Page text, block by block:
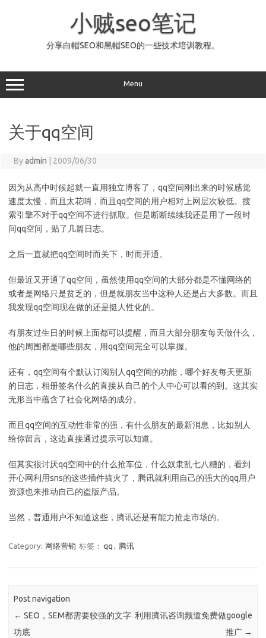
小贼seo笔记
分享白帽SEO和黑帽SEO的一些技术培训教程。
Menu
关于qq空间
Byadmin 2009/06/30
因为从高中时候起就一直用独立博客了，qq空间刚出来的时候感觉
速度太慢，而且太花哨，而且qq空间的用户相对上网层次较低。搜
索引擎不对于qq空间不进行抓取。但是断断续续我还是用了一段时
间qq空间，贴了几篇日志。
之后一直就把qq空间时而关下，时而开通。
但最近又开通了qq空间，虽然使用qq空间的大部分都是不懂网络的
或者是网络只是贫乏的，但是就朋友当中这种人还是占大多数。而且
我发现qq空间现在做的还是挺人性化的。
有朋友过生日的时候上面都可以提醒，而且大部分朋友每天做什么，
他的周围都是哪些朋友，用qq空间完全可以掌握。
还有，qq空间有个默认订阅别人qq空间的功能，哪个好友每天更新
的日志，相册签名什么的直接从自己的个人中心可以看的到。这其实
无形当中蕴含了社会化网络的成分。
而且qq空间的互动性非常的强，有什么朋友的最新消息，比如别人
给你留言，这边直接通过提示可以知道。
但其实很讨厌qq空间中的什么抢车位，什么奴隶乱七八糟的，看到
开心网利用sns的这些插件搞火了，腾讯就利用自己的强大的qq用户
资源也来推动自己的盗版产品。
当然，普通用户不知道这些，腾讯还是有能力抢走市场的。
Category: 网络营销 标签： qq , 腾讯
Post navigation
← SEO，SEM都需要较强的文字
功底
利用腾讯咨询频道免费做google
推广 →